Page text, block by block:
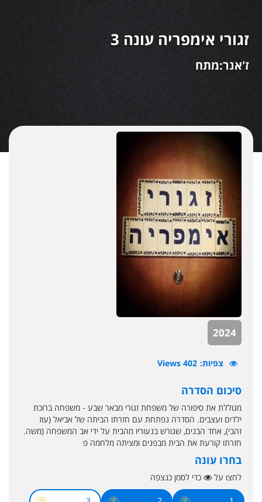
זגורי אימפריה עונה 3
ז'אנר:מתח
2024
צפיות 402 Views
סיכום הסדרה
מגוללת את סיפורה של משפחת זגורי מבאר שבע - משפחה ברוכת
ילדים ועצבים. הסדרה נפתחת עם חזרתו הביתה של אביאל (עוז
זהבי), אחד הבנים, שגורש בנעוריו מהבית על ידי אב המשפחה (משה.
חזרתו קורעת את הבית מבפנים ומציתה מלחמה פ
בחרו עונה
לחצו על כדי לסמן כנצפה